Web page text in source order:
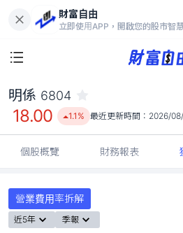
財富自由
立即使用APP，開啟您的股市智
18.00
1.1%
明係 6804
18.00 1.1% 最近更新時間： 2026/
個股概覽 財務報表
營業費用率拆解
近5年 季報